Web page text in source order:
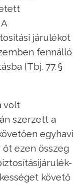
járulékot
fennálló
[Tbj. 77. §
volt
szerzett a
egyhavi
ezen összeg
követő